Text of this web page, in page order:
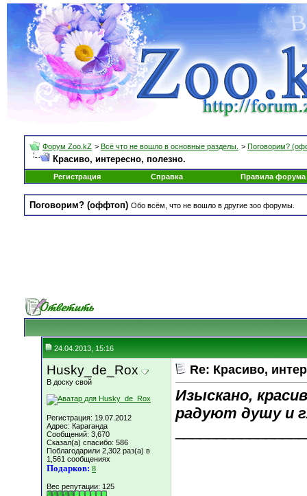
Форум Zoo.kZ > Всё что не вошло в основные разделы. > Поговорим?
Красиво, интересно, полезно.
Регистрация Справка Правила форума
Поговорим? (оффтоп) Обо всём, что не вошло в другие зоо форумы.
24.04.2013, 15:16
Husky_de_Rox
В доску свой
Регистрация: 19.07.2012
Адрес: Караганда
Сообщений: 3,670
Сказал(а) спасибо: 586
Поблагодарили 2,302 раз(а) в
1,561 сообщениях
Подарков: 8
Вес репутации: 125
Re: Красиво,
Изыскано,
радуют душу и